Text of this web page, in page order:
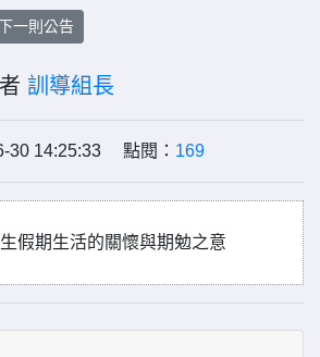
一則公告
訓導組長
30 14:25:33 點閱： 169
假期生活的關懷與期勉之意